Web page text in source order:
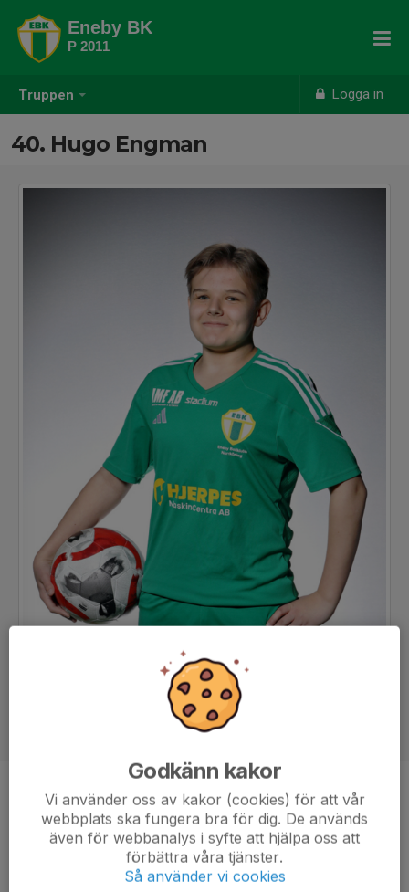
Truppen Logga in
Eneby BK
P 2011
40. Hugo Engman
Position
Mittfältare
Ålder
15 år
155 cm
50 kg
Godkänn kakor
Vi använder oss av kakor (cookies) för att vår
webbplats ska fungera bra för dig. De används
även för webbanalys i syfte att hjälpa oss att
förbättra våra tjänster.
Så använder vi cookies